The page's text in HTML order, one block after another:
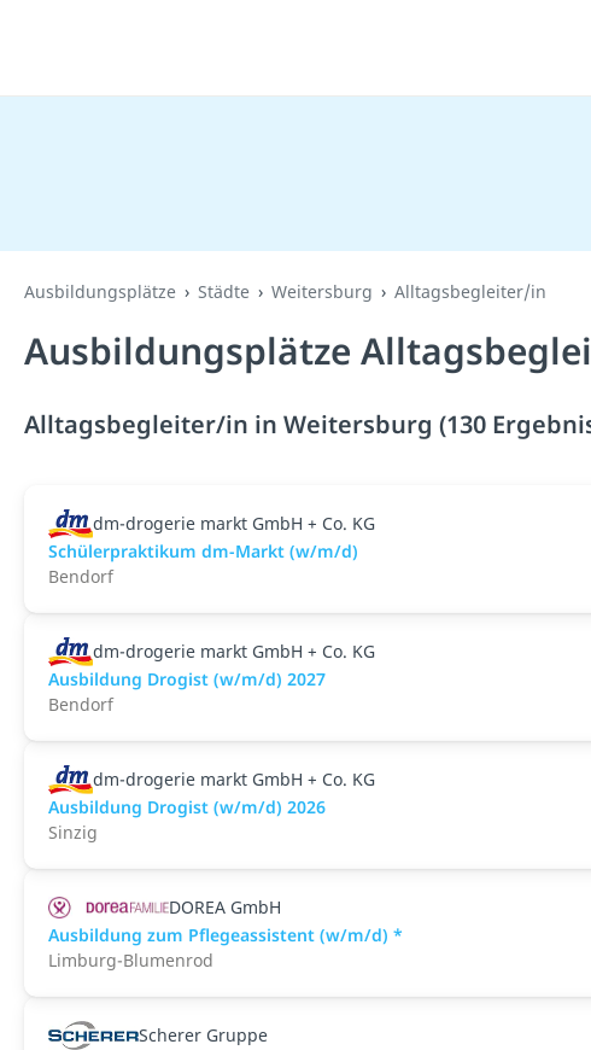
Ausbildungsplätze Städte Weitersburg Alltagsbegleiter/in
Ausbildungsplätze
Alltagsbegleiter/in in Weitersburg (130
dm-drogerie markt GmbH + Co. KG
Schülerpraktikum dm-Markt (w/m/d)
Bendorf
dm-drogerie markt GmbH + Co. KG
Ausbildung Drogist (w/m/d) 2027
Bendorf
dm-drogerie markt GmbH + Co. KG
Ausbildung Drogist (w/m/d) 2026
Sinzig
DOREA GmbH
Ausbildung zum Pflegeassistent (w/m/d) *
Limburg-Blumenrod
Scherer Gruppe